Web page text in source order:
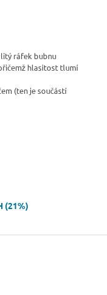
litý ráfek bubnu
hlasitost tlumí
(ten je součástí
(21%)